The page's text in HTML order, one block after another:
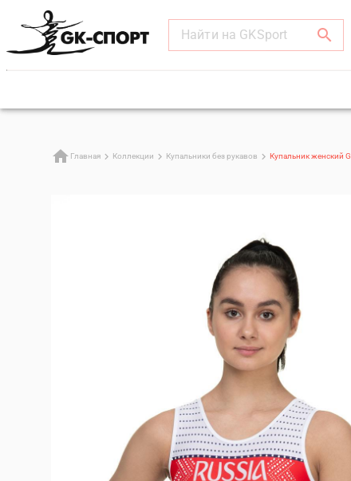
Найти на GKSport
Главная Коллекции Купальники без рукавов Купальник женский